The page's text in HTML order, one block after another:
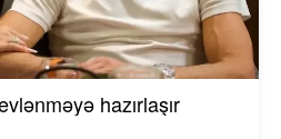
hazırlaşır